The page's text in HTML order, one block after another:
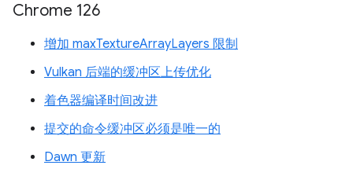
Chrome 126
增加 maxTextureArrayLayers 限制
Vulkan 后端的缓冲区上传优化
着色器编译时间改进
提交的命令缓冲区必须是唯一的
Dawn 更新